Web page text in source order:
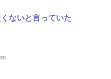
ないと言っていた